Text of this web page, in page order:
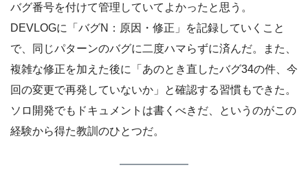
バグ番号を付けて管理していてよかったと思う。
DEVLOGに「バグN：原因・修正」を記録していくこと
で、同じパターンのバグに二度ハマらずに済んだ。また、
複雑な修正を加えた後に「あのとき直したバグ34の件、今
回の変更で再発していないか」と確認する習慣もできた。
ソロ開発でもドキュメントは書くべきだ、というのがこの
経験から得た教訓のひとつだ。